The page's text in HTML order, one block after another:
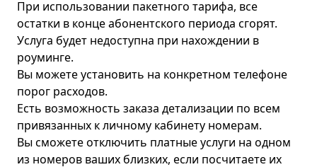
При использовании пакетного тарифа, все
остатки в конце абонентского периода сгорят.
Услуга будет недоступна при нахождении в
роуминге.
Вы можете установить на конкретном телефоне
порог расходов.
Есть возможность заказа детализации по всем
привязанных к личному кабинету номерам.
Вы сможете отключить платные услуги на одном
из номеров ваших близких, если посчитаете их